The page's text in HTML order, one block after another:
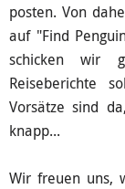
posten. Von
auf "Find
schicken wir
Reiseberichte
Vorsätze sind
knapp...
Wir freuen uns,